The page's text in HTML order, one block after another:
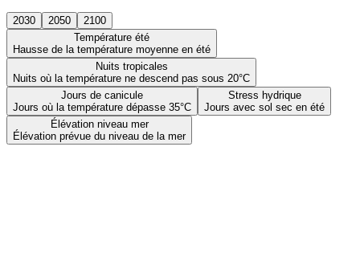
2030 2050
2100
Température été
Hausse de la température moyenne en été
Nuits tropicales
Nuits où la température ne descend pas sous 20°C
Jours de canicule
Jours où la température dépasse 35°C
Stress hydrique
Jours avec sol sec en été
Élévation niveau mer
Élévation prévue du niveau de la mer